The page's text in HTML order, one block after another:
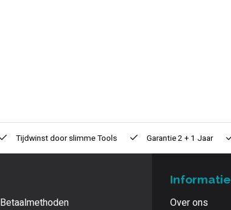
Tijdwinst doorslimme Tools Garantie2 + 1 Jaar
Betaalmethoden
Informatie
Over ons